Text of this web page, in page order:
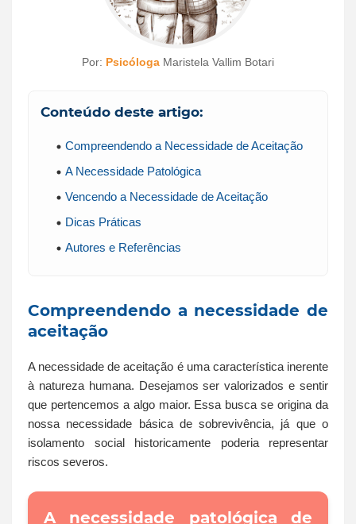
Por: Psicóloga Maristela Vallim Botari
Conteúdo deste artigo:
Compreendendo a Necessidade de Aceitação
A Necessidade Patológica
Vencendo a Necessidade de Aceitação
Dicas Práticas
Autores e Referências
Compreendendo a necessidade de
aceitação
A necessidade de aceitação é uma característica inerente
à natureza humana. Desejamos ser valorizados e sentir
que pertencemos a algo maior. Essa busca se origina da
nossa necessidade básica de sobrevivência, já que o
isolamento social historicamente poderia representar
riscos severos.
A necessidade patológica de